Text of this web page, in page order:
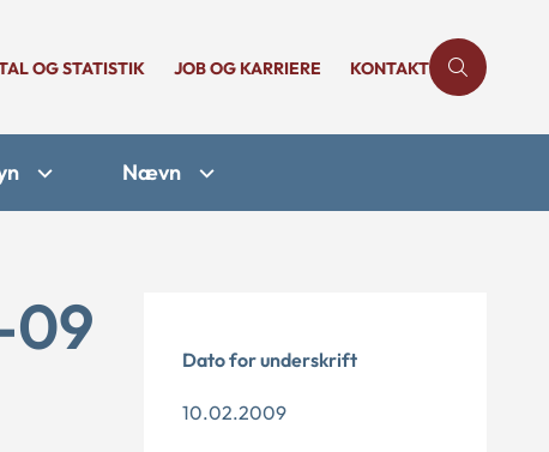
OG STATISTIK JOB OG KARRIERE KONTAKT
Nævn
09 Dato for underskrift
10.02.2009